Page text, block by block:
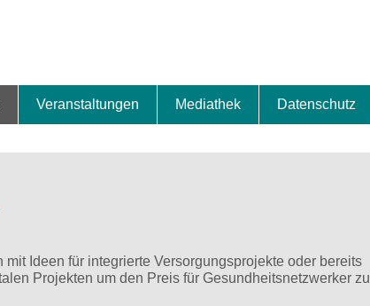
Veranstaltungen Mediathek Datenschutz
Ideen für integrierte Versorgungsprojekte oder bereits
Projekten um den Preis für Gesundheitsnetzwerker zu